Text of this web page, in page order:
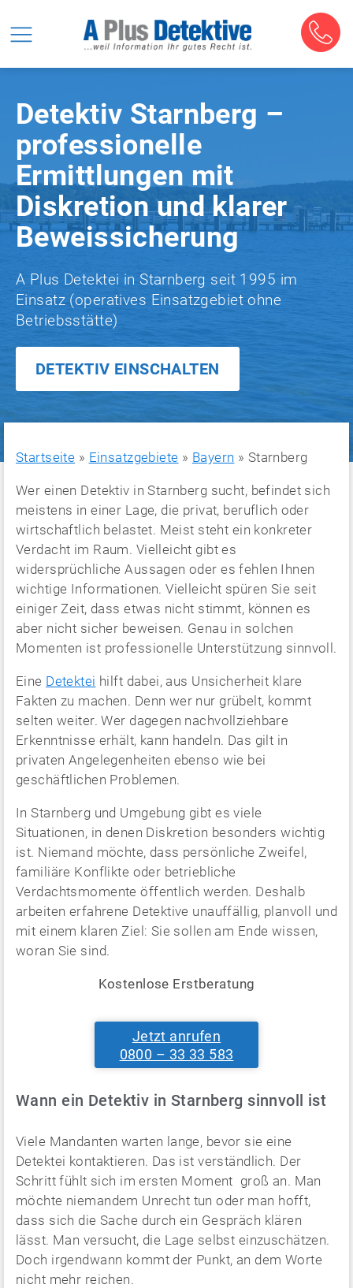
Detektiv Starnberg –
professionelle
Ermittlungen mit
Diskretion und klarer
Beweissicherung
A Plus Detektei in Starnberg seit 1995 im
Einsatz (operatives Einsatzgebiet ohne
Betriebsstätte)
DETEKTIV EINSCHALTEN
Startseite » Einsatzgebiete » Bayern » Starnberg
Wer einen Detektiv in Starnberg sucht, befindet sich
meistens in einer Lage, die privat, beruflich oder
wirtschaftlich belastet. Meist steht ein konkreter
Verdacht im Raum. Vielleicht gibt es
widersprüchliche Aussagen oder es fehlen Ihnen
wichtige Informationen. Vielleicht spüren Sie seit
einiger Zeit, dass etwas nicht stimmt, können es
aber nicht sicher beweisen. Genau in solchen
Momenten ist professionelle Unterstützung sinnvoll.
Eine Detektei hilft dabei, aus Unsicherheit klare
Fakten zu machen. Denn wer nur grübelt, kommt
selten weiter. Wer dagegen nachvollziehbare
Erkenntnisse erhält, kann handeln. Das gilt in
privaten Angelegenheiten ebenso wie bei
geschäftlichen Problemen.
In Starnberg und Umgebung gibt es viele
Situationen, in denen Diskretion besonders wichtig
ist. Niemand möchte, dass persönliche Zweifel,
familiäre Konflikte oder betriebliche
Verdachtsmomente öffentlich werden. Deshalb
arbeiten erfahrene Detektive unauffällig, planvoll und
mit einem klaren Ziel: Sie sollen am Ende wissen,
woran Sie sind.
Kostenlose Erstberatung
Jetzt anrufen
0800 – 33 33 583
Wann ein Detektiv in Starnberg sinnvoll ist
Viele Mandanten warten lange, bevor sie eine
Detektei kontaktieren. Das ist verständlich. Der
Schritt fühlt sich im ersten Moment groß an. Man
möchte niemandem Unrecht tun oder man hofft,
dass sich die Sache durch ein Gespräch klären
lässt. Man versucht, die Lage selbst einzuschätzen.
Doch irgendwann kommt der Punkt, an dem Worte
nicht mehr reichen.